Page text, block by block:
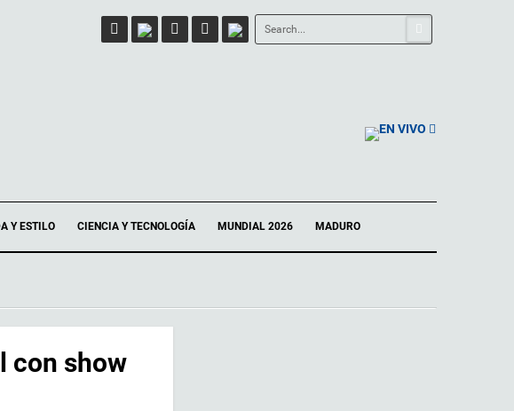
EN VIVO
Y ESTILO CIENCIA Y TECNOLOGÍA MUNDIAL 2026 MADURO
con show